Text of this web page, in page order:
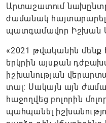
Արտաշատում
ժամանակ
պատգամավոր Իշխան
«2021 թվականին մենք
երկրին այսքան
իշխանության
տալ։ Սակայն այն
հաջողվեց բոլորին
պահպանել